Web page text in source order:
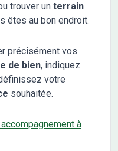
trouver un terrain
êtes au bon endroit.
précisément vos
de bien, indiquez
votre
souhaitée.
à